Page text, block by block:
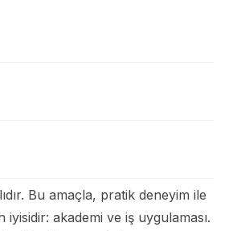
Bu amaçla, pratik deneyim ile
akademi ve iş uygulaması.